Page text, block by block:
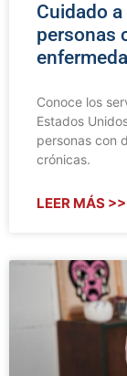
Cuidado
personas
Conoce los
Estados
personas con
crónicas.
LEER MÁS >>